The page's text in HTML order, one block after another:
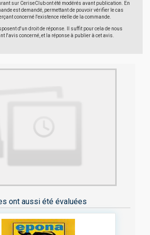
sur CeriseClub ont été modérés avant publication. En
est demandé, permettant de pouvoir vérifier le cas
concerné l'existence réelle de la commande.
d'un droit de réponse. Il suffit pour cela de nous
l'avis concerné, et la réponse à publier à cet avis.
ont aussi été évaluées